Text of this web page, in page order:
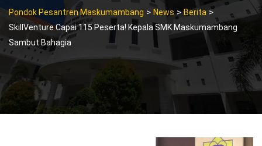
Pondok Pesantren Maskumambang > News >Berita >
SkillVenture Capai 115 Peserta! Kepala SMK Maskumambang
Sambut Bahagia